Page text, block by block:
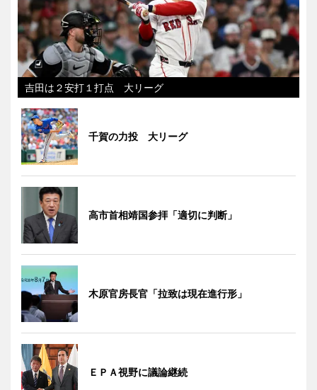
吉田は２安打１打点 大リーグ
千賀の力投 大リーグ
高市首相靖国参拝「適切に判断」
木原官房長官「拉致は現在進行形」
ＥＰＡ視野に議論継続